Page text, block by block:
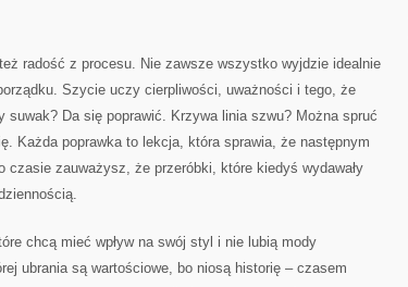
radość z procesu. Nie zawsze wszystko wyjdzie idealnie
Szycie uczy cierpliwości, uważności i tego, że
suwak? Da się poprawić. Krzywa linia szwu? Można spruć
Każda poprawka to lekcja, która sprawia, że następnym
czasie zauważysz, że przeróbki, które kiedyś wydawały
chcą mieć wpływ na swój styl i nie lubią mody
ubrania są wartościowe, bo niosą historię – czasem